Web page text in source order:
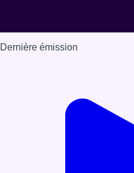
Dernière émission